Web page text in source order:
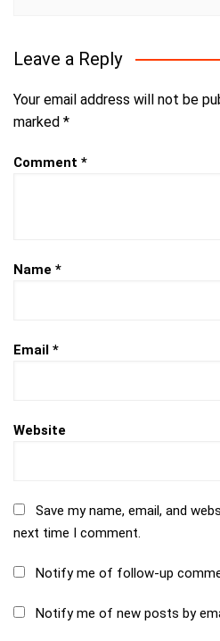
Leave a Reply
Your email address will not be
marked *
Comment *
Name *
Email *
Website
Save my name, email, and
next time I comment.
Notify me of follow-up
Notify me of new posts by